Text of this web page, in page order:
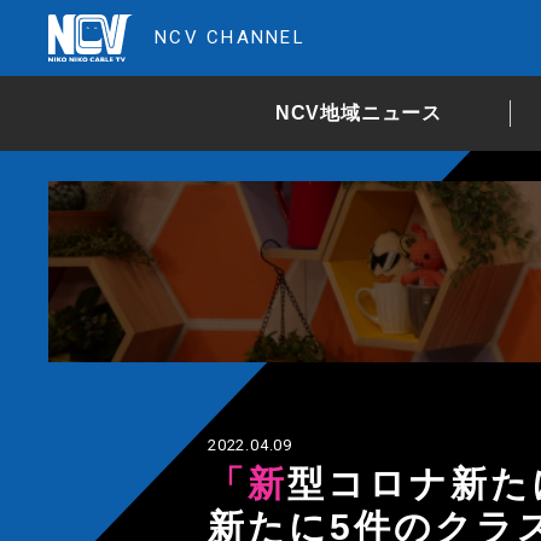
NCV CHANNEL
NCV地域ニュース
2022.04.09
「新型コロナ新たに185人の感染」県内で
新たに5件のクラ